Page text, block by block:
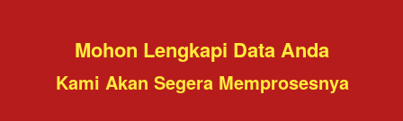
Mohon Lengkapi Data Anda
Kami Akan Segera Memprosesnya